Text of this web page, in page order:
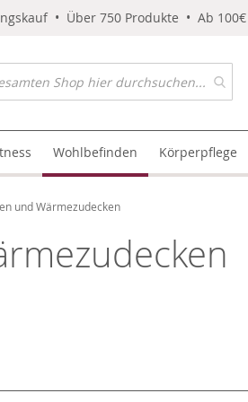
• Über 750 Produkte • Ab
Wohlbefinden Körperpflege
und Wärmezudecken